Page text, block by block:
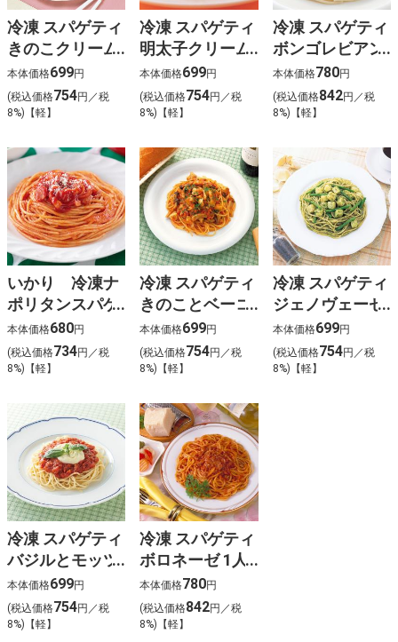
冷凍 スパゲティ
きのこクリーム
1人前
本体価格699円
(税込価格754円／税
8%)【軽】
冷凍 スパゲティ
明太子クリーム
1人前
本体価格699円
(税込価格754円／税
8%)【軽】
冷凍 スパゲティ
ボンゴレビアン
コ 1人前
本体価格780円
(税込価格842円／税
8%)【軽】
いかり 冷凍ナ
ポリタンスパゲ
ティ２６０ｇ
本体価格680円
(税込価格734円／税
8%)【軽】
冷凍 スパゲティ
きのことベーコ
ントマト 1人前
本体価格699円
(税込価格754円／税
8%)【軽】
冷凍 スパゲティ
ジェノヴェーゼ
1人前
本体価格699円
(税込価格754円／税
8%)【軽】
冷凍 スパゲティ
バジルとモッツ
アレラチーズ 1
人前
本体価格699円
(税込価格754円／税
8%)【軽】
冷凍 スパゲティ
ボロネーゼ 1人
前
本体価格780円
(税込価格842円／税
8%)【軽】